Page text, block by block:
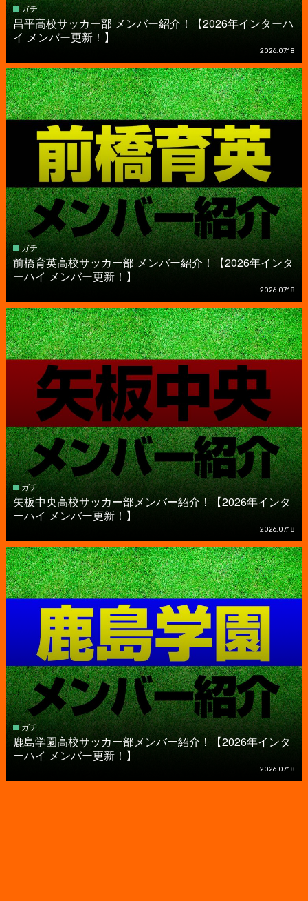
ガチ
昌平高校サッカー部 メンバー紹介！【2026年インターハ
イ メンバー更新！】
2026.07.18
ガチ
前橋育英高校サッカー部 メンバー紹介！【2026年インタ
ーハイ メンバー更新！】
2026.07.18
ガチ
矢板中央高校サッカー部メンバー紹介！【2026年インタ
ーハイ メンバー更新！】
2026.07.18
ガチ
鹿島学園高校サッカー部メンバー紹介！【2026年インタ
ーハイ メンバー更新！】
2026.07.18